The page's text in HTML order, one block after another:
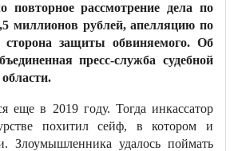
рассмотрение дела по
миллионов рублей, апелляцию по
сторона защиты обвиняемого. Об
пресс-служба судебной
еще в 2019 году. Тогда инкассатор
похитил сейф, в котором и
Злоумышленника удалось поймать